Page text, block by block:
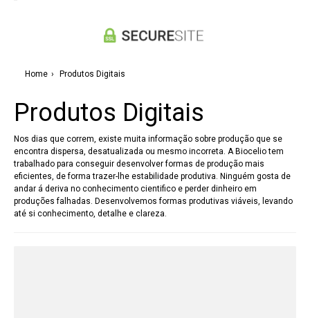
Home › Produtos Digitais
Produtos Digitais
Nos dias que correm, existe muita informação sobre produção que se
encontra dispersa, desatualizada ou mesmo incorreta. A Biocelio tem
trabalhado para conseguir desenvolver formas de produção mais
eficientes, de forma trazer-lhe estabilidade produtiva. Ninguém gosta de
andar á deriva no conhecimento cientifico e perder dinheiro em
produções falhadas. Desenvolvemos formas produtivas viáveis, levando
até si conhecimento, detalhe e clareza.